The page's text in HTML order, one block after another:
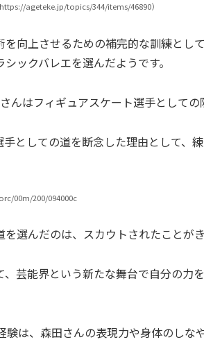
ageteke.jp/topics/344/items/46890）
向上させるための補完的な訓練とし
ックバレエを選んだようです。
んはフィギュアスケート選手としての
としての道を断念した理由として、
00m/200/094000c
選んだのは、スカウトされたことがき
芸能界という新たな舞台で自分の力
験は、森田さんの表現力や身体のしな